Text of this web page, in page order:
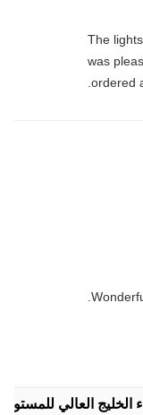
The lights work
was
ordered